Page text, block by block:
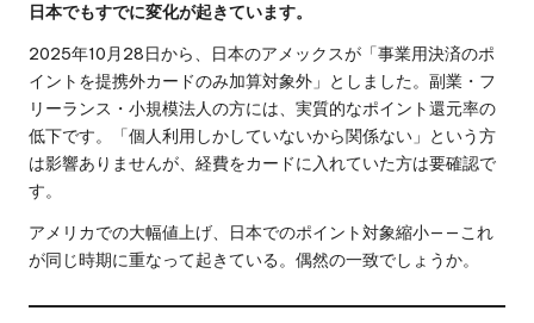
日本でもすでに変化が起きています。
2025年10月28日から、日本のアメックスが「事業用決済のポ
イントを提携外カードのみ加算対象外」としました。副業・フ
リーランス・小規模法人の方には、実質的なポイント還元率の
低下です。「個人利用しかしていないから関係ない」という方
は影響ありませんが、経費をカードに入れていた方は要確認で
す。
アメリカでの大幅値上げ、日本でのポイント対象縮小——これ
が同じ時期に重なって起きている。偶然の一致でしょうか。